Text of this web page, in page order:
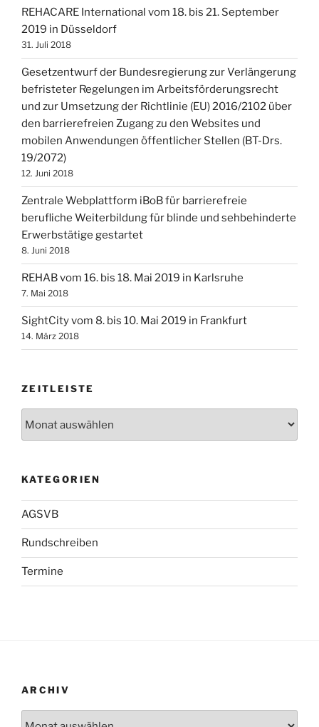
REHACARE International vom 18. bis 21. September
2019 in Düsseldorf
31. Juli 2018
Gesetzentwurf der Bundesregierung zur Verlängerung
befristeter Regelungen im Arbeitsförderungsrecht
und zur Umsetzung der Richtlinie (EU) 2016/2102 über
den barrierefreien Zugang zu den Websites und
mobilen Anwendungen öffentlicher Stellen (BT-Drs.
19/2072)
12. Juni 2018
Zentrale Webplattform iBoB für barrierefreie
berufliche Weiterbildung für blinde und sehbehinderte
Erwerbstätige gestartet
8. Juni 2018
REHAB vom 16. bis 18. Mai 2019 in Karlsruhe
7. Mai 2018
SightCity vom 8. bis 10. Mai 2019 in Frankfurt
14. März 2018
ZEITLEISTE
KATEGORIEN
AGSVB
Rundschreiben
Termine
ARCHIV